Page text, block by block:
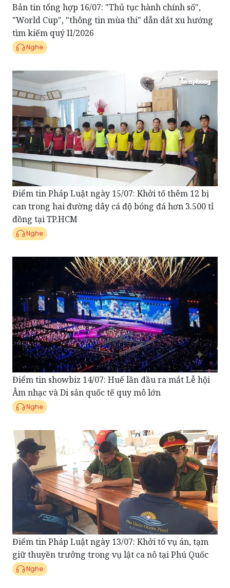
tìm kiếm quý II/2026
Nghe
Điểm tin Pháp Luật ngày 15/07: Khởi tố thêm 12 bị
can trong hai đường dây cá độ bóng đá hơn 3.500 tỉ
đồng tại TP.HCM
Nghe
Điểm tin showbiz 14/07: Huế lần đầu ra mắt Lễ hội
Âm nhạc và Di sản quốc tế quy mô lớn
Nghe
Điểm tin Pháp Luật ngày 13/07: Khởi tố vụ án, tạm
giữ thuyền trưởng trong vụ lật ca nô tại Phú Quốc
Nghe